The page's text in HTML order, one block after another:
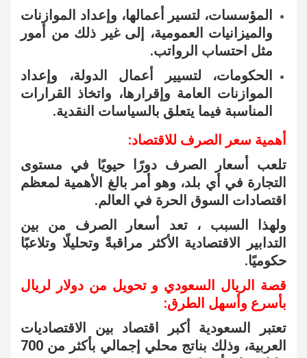
المؤسسات، لتسير أعمالها، وإعداد الموازنات
والميزانيات العمومية، إلى غير ذلك من أمور
مثل احتساب الرواتب.
الحكومات، لتسيير أعمال الدولة، وإعداد
الموازنات العامة وإقرارها، واتخاذ القرارات
المناسبة فيما يتعلق بالسياسات النقدية.
أهمية سعر الصرف للاقتصاد:
تلعب أسعار الصرف دورًا حيويًا في مستوى
التجارة في أي بلد، وهو أمر بالغ الأهمية لمعظم
اقتصادات السوق الحرة في العالم.
ولهذا السبب ، تعد أسعار الصرف من بين
التدابير الاقتصادية الأكثر مراقبةً وتحليلًا وتلاعبًا
حكوميًا.
قصة الريال السعودي و تحويل من دولار لريال
بأسرع وأسهل الطرق:
تعتبر السعودية أكبر اقتصاد بين الاقتصاديات
العربية، وذلك بناتج محلي إجمالي بأكثر من 700